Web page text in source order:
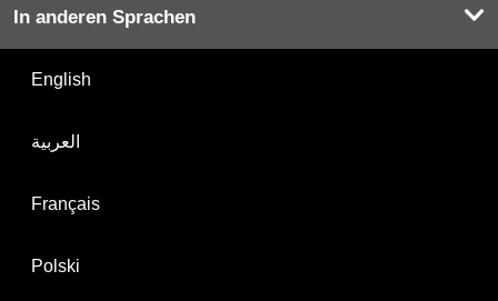
In anderen Sprachen
English
العربية
Français
Polski